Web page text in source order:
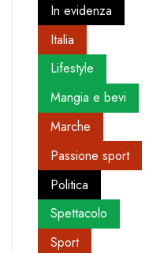
In evidenza
Italia
Lifestyle
Mangia e bevi
Marche
Passione sport
Politica
Spettacolo
Sport